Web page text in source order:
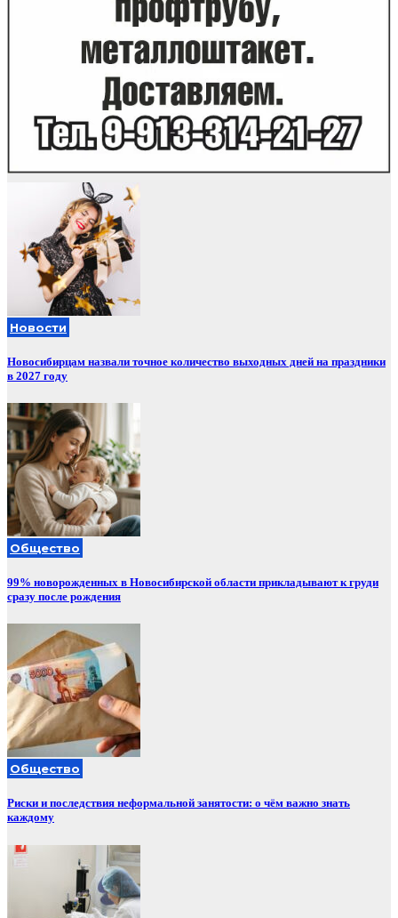
Новости
Новосибирцам назвали точное количество выходных дней на праздники
в 2027 году
Общество
99% новорожденных в Новосибирской области прикладывают к груди
сразу после рождения
Общество
Риски и последствия неформальной занятости: о чём важно знать
каждому